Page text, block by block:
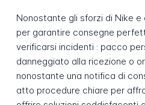
Nonostante gli sforzi di Nike
per garantire consegne
verificarsi incidenti : pacco
danneggiato alla ricezione o
nonostante una notifica di
atto procedure chiare per